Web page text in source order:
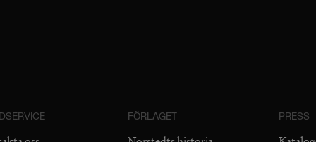
FÖRLAGET PRESS